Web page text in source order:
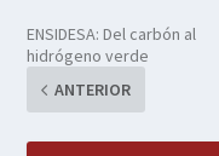
ENSIDESA: Del carbón al
hidrógeno verde
ANTERIOR